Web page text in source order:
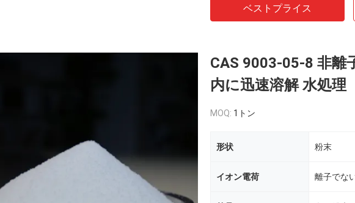
ベストプライス
CAS 9003-05-8 非離
内に迅速溶解 水処理
MOQ: 1トン
形状 粉末
イオン電荷 離子でな